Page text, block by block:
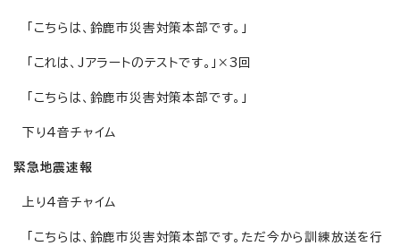
「こちらは、鈴鹿市災害対策本部です。」
「これは、Jアラートのテストです。」×3回
「こちらは、鈴鹿市災害対策本部です。」
下り4音チャイム
緊急地震速報
上り4音チャイム
「こちらは、鈴鹿市災害対策本部です。ただ今から訓練放送を行